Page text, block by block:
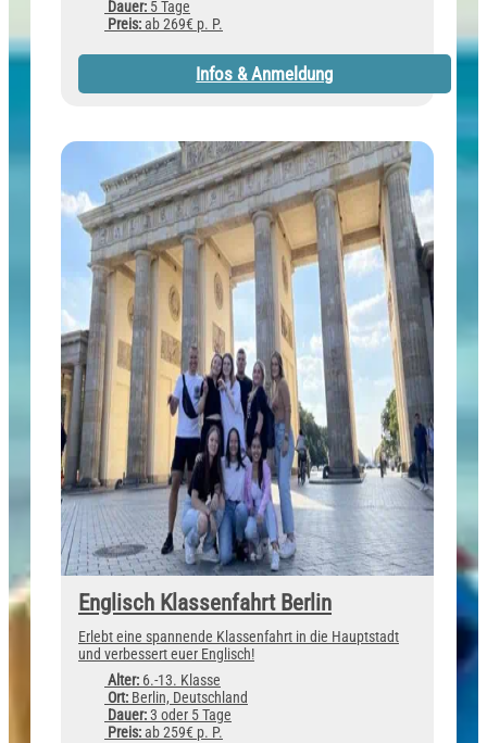
Dauer: 5 Tage
Preis:ab 269€ p. P.
Infos & Anmeldung
Englisch Klassenfahrt Berlin
Erlebt eine spannende Klassenfahrt in die Hauptstadt
und verbessert euer Englisch!
Alter: 6.-13. Klasse
Ort: Berlin, Deutschland
Dauer:3 oder 5 Tage
Preis:ab 259€ p. P.